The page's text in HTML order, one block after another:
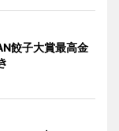
餃子大賞最高金